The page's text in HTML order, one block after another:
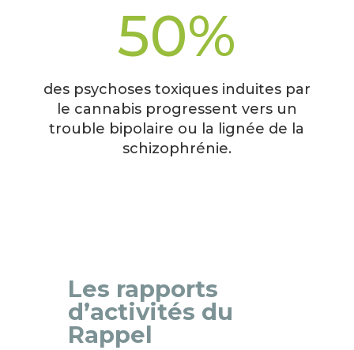
50%
des psychoses toxiques induites par
le cannabis progressent vers un
trouble bipolaire ou la lignée de la
schizophrénie.
Les rapports
d’activités du
Rappel